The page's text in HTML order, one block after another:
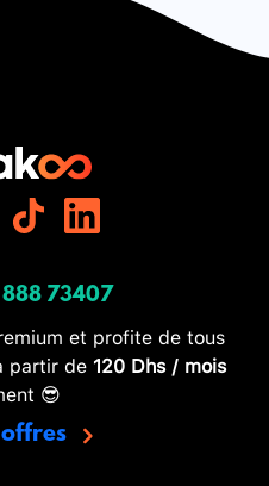
888 73407
et profite de tous
partir de 120 Dhs / mois
😎